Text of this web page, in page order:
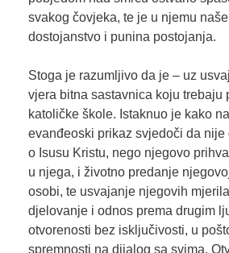
svakog čovjeka, te je u njemu
dostojanstvo i punina postojanja.
Stoga je razumljivo da je – uz
vjera bitna sastavnica koju trebaju
katoličke škole. Istaknuo je kako
evanđeoski prikaz svjedoči da
o Isusu Kristu, nego njegovo
u njega, i životno predanje
osobi, te usvajanje njegovih
djelovanje i odnos prema drugim
otvorenosti bez isključivosti, u
spremnosti na dijalog sa svima.